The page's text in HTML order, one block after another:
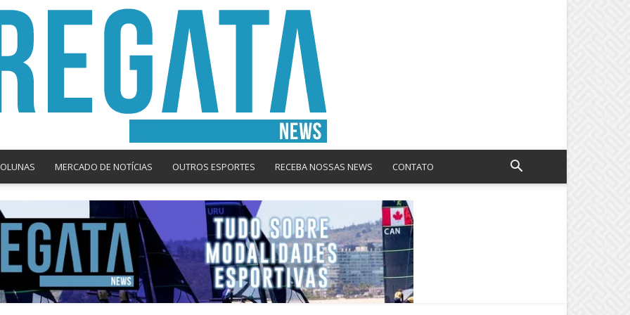
News
MERCADO DE NOTÍCIAS OUTROS ESPORTES RECEBA NOSSAS NEWS CONTATO